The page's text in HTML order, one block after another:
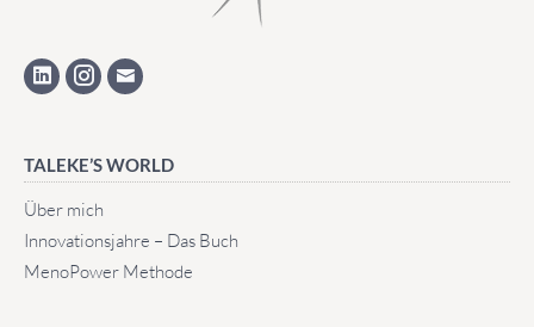
TALEKE’S WORLD
Über mich
Innovationsjahre – Das Buch
MenoPower Methode